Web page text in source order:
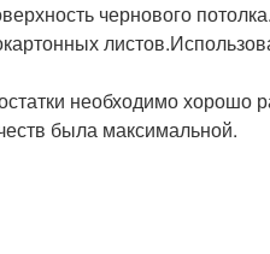
чернового
необходимо хорошо
была максимальной.